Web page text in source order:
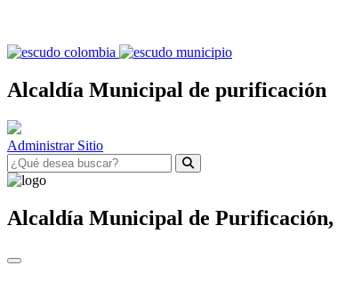
Alcaldía Municipal de purificación
Administrar Sitio
Alcaldía Municipal de Purificación,